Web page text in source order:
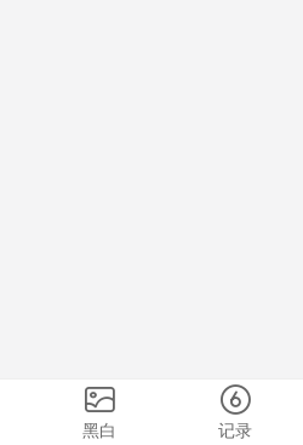
黑白 记录